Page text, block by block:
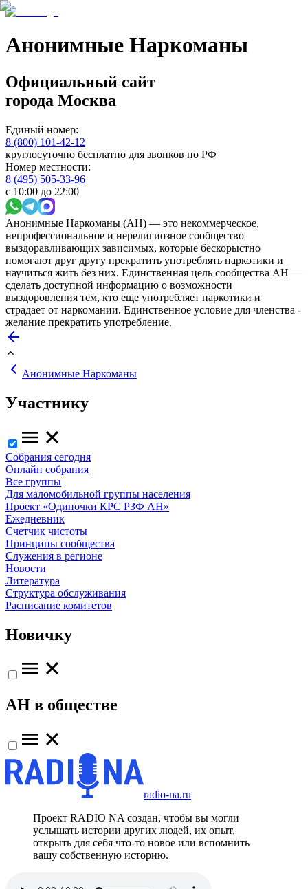
Анонимные Наркоманы
Официальный сайт
города Москва
Единый номер:
8 (800) 101-42-12
круглосуточно бесплатно для звонков по РФ
Номер местности:
8 (495) 505-33-96
с 10:00 до 22:00
Анонимные Наркоманы (АН) — это некоммерческое,
непрофессиональное и нерелигиозное сообщество
выздоравливающих зависимых, которые бескорыстно
помогают друг другу прекратить употреблять наркотики и
научиться жить без них. Единственная цель сообщества АН —
сделать доступной информацию о возможности
выздоровления тем, кто еще употребляет наркотики и
страдает от наркомании. Единственное условие для членства -
желание прекратить употребление.
Анонимные Наркоманы
Участнику
Собрания сегодня
Онлайн собрания
Все группы
Для маломобильной группы населения
Проект «Одиночки КРС РЗФ АН»
Ежедневник
Счетчик чистоты
Принципы сообщества
Служения в регионе
Новости
Литература
Структура обслуживания
Расписание комитетов
Новичку
АН в обществе
radio-na.ru
Проект RADIO NA создан, чтобы вы могли
услышать истории других людей, их опыт,
открыть для себя что-то новое или вспомнить
вашу собственную историю.